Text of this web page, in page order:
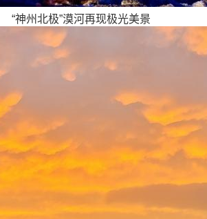
“神州北极”漠河再现极光美景